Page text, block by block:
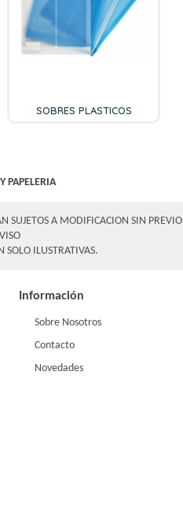
SOBRES PLASTICOS
PAPELERIA
SUJETOS A MODIFICACION SIN PREVIO
SOLO ILUSTRATIVAS.
Información
Sobre Nosotros
Contacto
Novedades